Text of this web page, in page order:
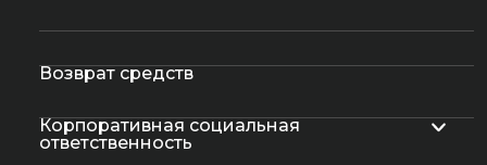
Возврат средств
Корпоративная социальная
ответственность